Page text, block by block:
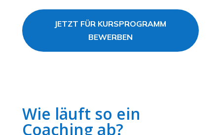
JETZT FÜR KURSPROGRAMM
BEWERBEN
Wie läuft so ein
Coaching ab?